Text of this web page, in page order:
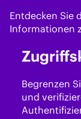
Entdecken Sie
Informationen
Begrenzen
und